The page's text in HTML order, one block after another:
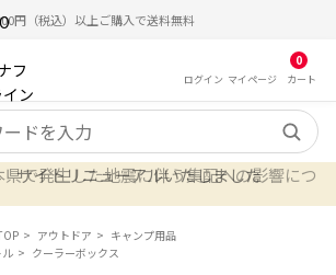
円（税込）以上ご購入で送料無料
ログイン マイ ページ
0
カート
発生した地震に伴う集配への影響につい
トリニューアルいたしました
アウトドア
キャンプ用品
クーラーボックス